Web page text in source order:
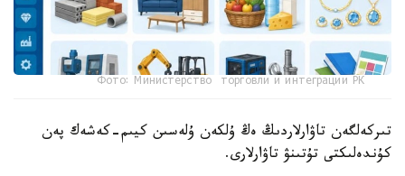
Фото: Министерство торговли и интеграции РК
تىركەلگەن تاۋارلاردىڭ ەڭ ۇلكەن ۇلەسىن كيىم-كەشەك پەن
كۇندەلىكتى تۇتىنۋ تاۋارلارى.